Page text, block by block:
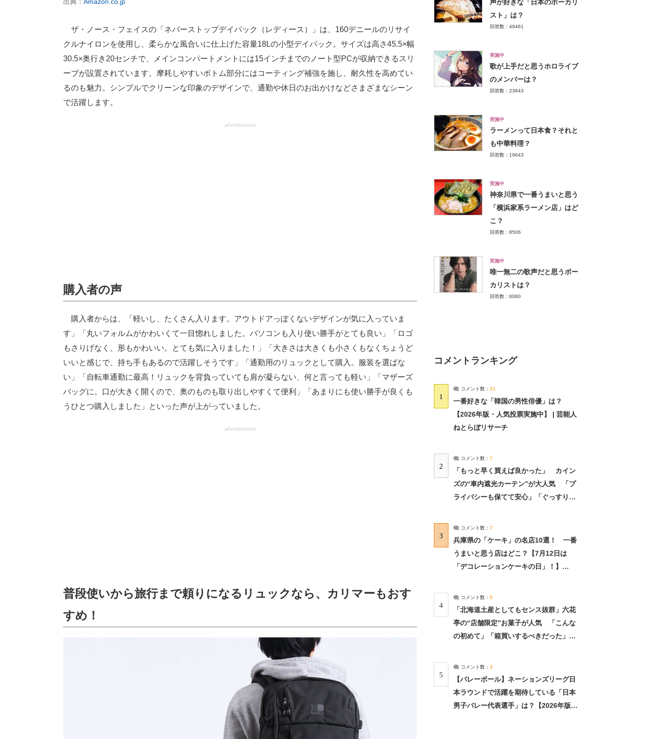
ザ・ノース・フェイスの「ネバーストップデイパック（レディース）」は、160デニールのリサイ
クルナイロンを使用し、柔らかな風合いに仕上げた容量18Lの小型デイパック。サイズは高さ45.5×幅
30.5×奥行き20センチで、メインコンパートメントには15インチまでのノート型PCが収納できるスリ
ーブが設置されています。摩耗しやすいボトム部分にはコーティング補強を施し、耐久性を高めてい
るのも魅力。シンプルでクリーンな印象のデザインで、通勤や休日のお出かけなどさまざまなシーン
で活躍します。
advertisement
購入者の声
購入者からは、「軽いし、たくさん入ります。アウトドアっぽくないデザインが気に入っていま
す」「丸いフォルムがかわいくて一目惚れしました。パソコンも入り使い勝手がとても良い」「ロゴ
もさりげなく、形もかわいい。とても気に入りました！」「大きさは大きくも小さくもなくちょうど
いいと感じで、持ち手もあるので活躍しそうです」「通勤用のリュックとして購入。服装を選ばな
い」「自転車通勤に最高！リュックを背負っていても肩が凝らない、何と言っても軽い」「マザーズ
バッグに。口が大きく開くので、奥のものも取り出しやすくて便利」「あまりにも使い勝手が良くも
うひとつ購入しました」といった声が上がっていました。
advertisement
普段使いから旅行まで頼りになるリュックなら、カリマーもおす
すめ！
声が好きな「日本のボーカリ
スト」は？
回答数：49461
実施中
歌が上手だと思うホロライブ
のメンバーは？
回答数：23843
実施中
ラーメンって日本食？それと
も中華料理？
回答数：19643
実施中
神奈川県で一番うまいと思う
「横浜家系ラーメン店」はど
こ？
回答数：8506
実施中
唯一無二の歌声だと思うボー
カリストは？
回答数：8080
コメントランキング
1
コメント数： 21
一番好きな「韓国の男性俳優」は？
【2026年版・人気投票実施中】 | 芸能人
ねとらぼリサーチ
2
コメント数： 7
「もっと早く買えば良かった」 カイン
ズの“車内遮光カーテン”が大人気 「プ
ライバシーも保てて安心」「ぐっすり眠
3
コメント数： 7
兵庫県の「ケーキ」の名店10選！ 一番
うまいと思う店はどこ？【7月12日は
「デコレーションケーキの日」！】
4
コメント数： 5
「北海道土産としてもセンス抜群」六花
亭の“店舗限定”お菓子が人気 「こんな
の初めて」「箱買いするべきだった」
5
コメント数： 3
【バレーボール】ネーションズリーグ日
本ラウンドで活躍を期待している「日本
男子バレー代表選手」は？【2026年版・